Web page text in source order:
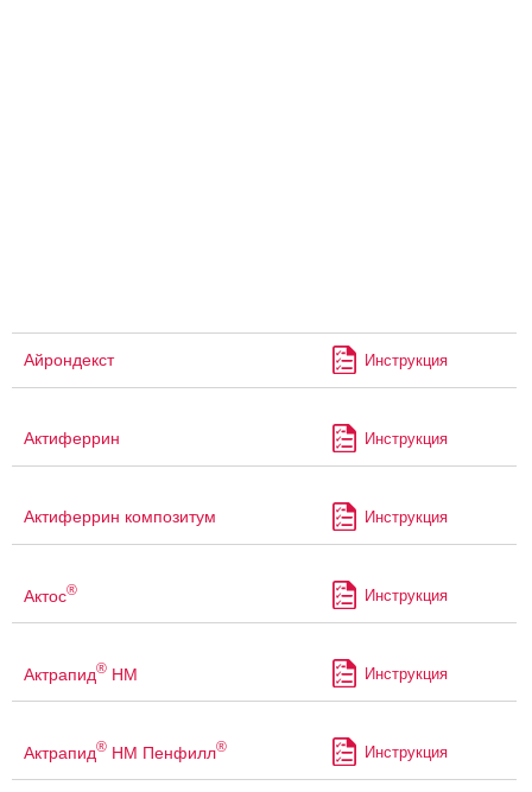
Айрондекст Инструкция
Актиферрин Инструкция
Актиферрин композитум Инструкция
Актос® Инструкция
Актрапид® НМ Инструкция
Актрапид® НМ Пенфилл® Инструкция